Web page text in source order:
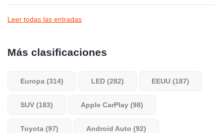
Leer todas las entradas
Más clasificaciones
Europa (314) LED (282) EEUU (187)
SUV (183) Apple CarPlay (98)
Toyota (97) Android Auto (92)